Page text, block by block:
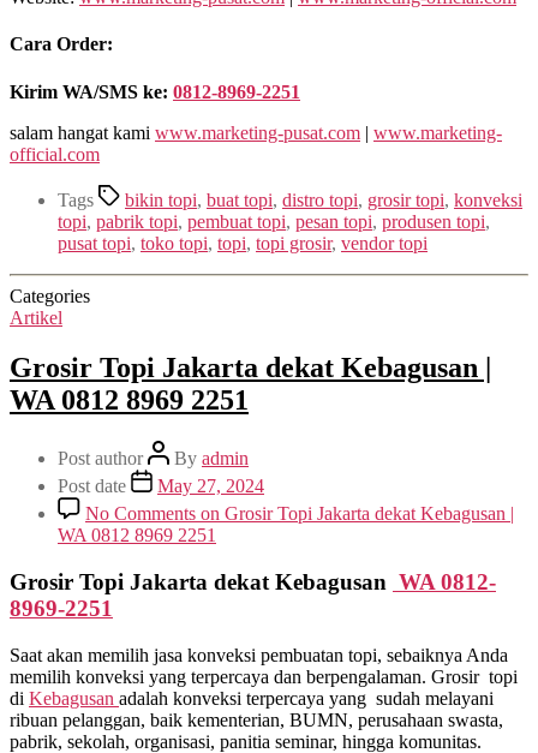
Cara Order:
Kirim WA/SMS ke: 0812-8969-2251
salam hangat kami www.marketing-pusat.com | www.marketing-
official.com
Tags bikin topi, buat topi, distro topi, grosir topi, konveksi
topi, pabrik topi, pembuat topi, pesan topi, produsen topi,
pusat topi, toko topi, topi, topi grosir, vendor topi
Categories
Artikel
Grosir Topi Jakarta dekat Kebagusan |
WA 0812 8969 2251
Post author By admin
Post date
May 27, 2024
No Comments on Grosir Topi Jakarta dekat Kebagusan |
WA 0812 8969 2251
Grosir Topi Jakarta dekat Kebagusan WA 0812-
8969-2251
Saat akan memilih jasa konveksi pembuatan topi, sebaiknya Anda
memilih konveksi yang terpercaya dan berpengalaman. Grosir topi
di Kebagusan adalah konveksi terpercaya yang sudah melayani
ribuan pelanggan, baik kementerian, BUMN, perusahaan swasta,
pabrik, sekolah, organisasi, panitia seminar, hingga komunitas.